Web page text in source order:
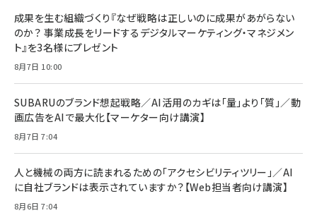
￥1,100
anan(アンアン)2026/07/08号 No.2502[2026
￥880
ママ投資家が育休中に１億貯めた株式投資
組織の成果を最大化する ルールのデザイン
￥1,980
すい ガイド枠付き いPhone17 (6.3インチ) 対応
2枚セット DSP25F1698
￥1,599
￥6,980
全ワイヤレスイヤホン/アクティブノイズキャンセリ
技術基準適合】ブラック
￥5,990
￥5,000
Anker PowerLine III Flow USB-C & USB-C
Pro/Air 各種対応 (1.8m ミッドナイトブラック)
￥1,890
サッポロ 生ビール 黒ラベル 350ml 缶 24本 ビー
ル ケース買い【6/30応募〆切! 黒ラベルビヤセラー
成果を生む組織づくり『なぜ戦略は正しいのに成果があがらない
のか？ 事業成長をリードするデジタルマーケティング・マネジメン
ト』を3名様にプレゼント
8月7日 10:00
SUBARUのブランド想起戦略／AI活用のカギは「量」より「質」／動
画広告をAIで最大化【マーケター向け講演】
8月7日 7:04
人と機械の両方に読まれるための「アクセシビリティツリー」／AI
に自社ブランドは表示されていますか？【Web担当者向け講演】
8月6日 7:04